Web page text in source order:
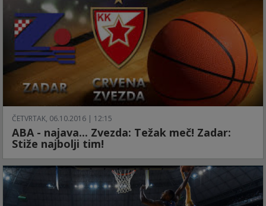
ČETVRTAK, 06.10.2016 | 12:15
ABA - najava... Zvezda: Težak meč! Zadar:
Stiže najbolji tim!